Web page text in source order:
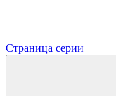
Страница серии